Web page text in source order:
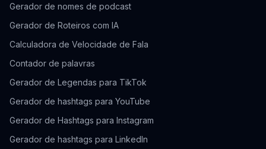
Gerador de nomes de podcast
Gerador de Roteiros com IA
Calculadora de Velocidade de Fala
Contador de palavras
Gerador de Legendas para TikTok
Gerador de hashtags para YouTube
Gerador de Hashtags para Instagram
Gerador de hashtags para LinkedIn